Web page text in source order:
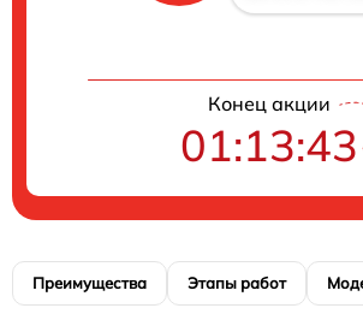
Конец акции
01:13:42
Преимущества Этапы работ